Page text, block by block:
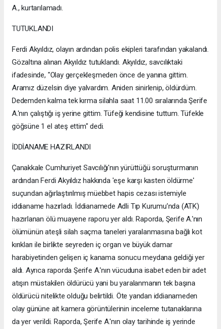
A., kurtarılamadı.
TUTUKLANDI
Ferdi Akyıldız, olayın ardından polis ekipleri tarafından yakalandı.
Gözaltına alınan Akyıldız tutuklandı. Akyıldız, savcılıktaki
ifadesinde, "Olay gerçekleşmeden önce de yanına gittim.
Aramız düzelsin diye yalvardım. Aniden sinirlenip, öldürdüm.
Dedemden kalma tek kırma silahla saat 11.00 sıralarında Şerife
A.'nın çalıştığı iş yerine gittim. Tüfeği kendisine tuttum. Tüfekle
göğsüne 1 el ateş ettim" dedi.
İDDİANAME HAZIRLANDI
Çanakkale Cumhuriyet Savcılığı'nın yürüttüğü soruşturmanın
ardından Ferdi Akyıldız hakkında 'eşe karşı kasten öldürme'
suçundan ağırlaştırılmış müebbet hapis cezası istemiyle
iddianame hazırladı. İddianamede Adli Tıp Kurumu’nda (ATK)
hazırlanan ölü muayene raporu yer aldı. Raporda, Şerife A.'nın
ölümünün ateşli silah saçma taneleri yaralanmasına bağlı kot
kırıkları ile birlikte seyreden iç organ ve büyük damar
harabiyetinden gelişen iç kanama sonucu meydana geldiği yer
aldı. Ayrıca raporda Şerife A.'nın vücuduna isabet eden bir adet
atışın müstakilen öldürücü yani bu yaralanmanın tek başına
öldürücü nitelikte olduğu belirtildi. Öte yandan iddianameden
olay gününe ait kamera görüntülerinin inceleme tutanaklarına
da yer verildi. Raporda, Şerife A.'nın olay tarihinde iş yerinde